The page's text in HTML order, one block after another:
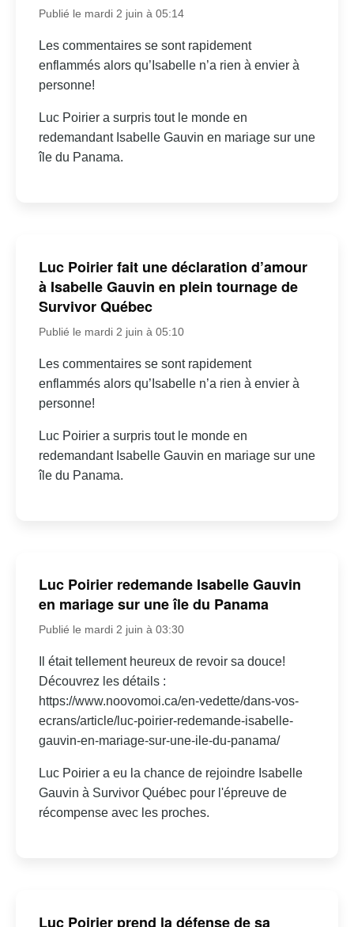
Publié le mardi 2 juin à 05:14
Les commentaires se sont rapidement
enflammés alors qu’Isabelle n’a rien à envier à
personne!
Luc Poirier a surpris tout le monde en
redemandant Isabelle Gauvin en mariage sur une
île du Panama.
Luc Poirier fait une déclaration d’amour
à Isabelle Gauvin en plein tournage de
Survivor Québec
Publié le mardi 2 juin à 05:10
Les commentaires se sont rapidement
enflammés alors qu’Isabelle n’a rien à envier à
personne!
Luc Poirier a surpris tout le monde en
redemandant Isabelle Gauvin en mariage sur une
île du Panama.
Luc Poirier redemande Isabelle Gauvin
en mariage sur une île du Panama
Publié le mardi 2 juin à 03:30
Il était tellement heureux de revoir sa douce!
Découvrez les détails :
https://www.noovomoi.ca/en-vedette/dans-vos-
ecrans/article/luc-poirier-redemande-isabelle-
gauvin-en-mariage-sur-une-ile-du-panama/
Luc Poirier a eu la chance de rejoindre Isabelle
Gauvin à Survivor Québec pour l'épreuve de
récompense avec les proches.
Luc Poirier prend la défense de sa